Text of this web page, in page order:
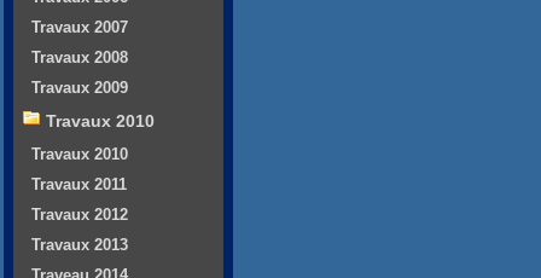
Travaux 2007
Travaux 2008
Travaux 2009
Travaux 2010
Travaux 2010
Travaux 2011
Travaux 2012
Travaux 2013